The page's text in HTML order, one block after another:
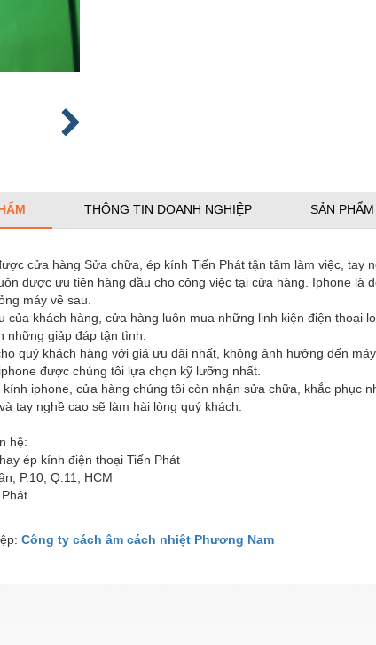
THÔNG TIN DOANH NGHIỆP SẢN
cửa hàng Sửa chữa, ép kính Tiến Phát tận tâm làm việc, tay
được ưu tiên hàng đầu cho công việc tại cửa hàng. Iphone là
máy về sau.
của khách hàng, cửa hàng luôn mua những linh kiện điện thoại
những giảp đáp tận tình.
quý khách hàng với giá ưu đãi nhất, không ảnh hưởng đến
được chúng tôi lựa chọn kỹ lưỡng nhất.
kính iphone, cửa hàng chúng tôi còn nhận sửa chữa, khắc phục
tay nghề cao sẽ làm hài lòng quý khách.
hệ:
ép kính điện thoại Tiến Phát
P.10, Q.11, HCM
Công ty cách âm cách nhiệt Phương Nam